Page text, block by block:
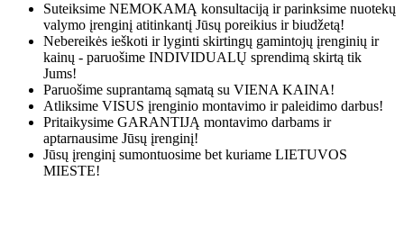
Suteiksime NEMOKAMĄ konsultaciją ir parinksime nuotekų
valymo įrenginį atitinkantį Jūsų poreikius ir biudžetą!
Nebereikės ieškoti ir lyginti skirtingų gamintojų įrenginių ir
kainų - paruošime INDIVIDUALŲ sprendimą skirtą tik
Jums!
Paruošime suprantamą sąmatą su VIENA KAINA!
Atliksime VISUS įrenginio montavimo ir paleidimo darbus!
Pritaikysime GARANTIJĄ montavimo darbams ir
aptarnausime Jūsų įrenginį!
Jūsų įrenginį sumontuosime bet kuriame LIETUVOS
MIESTE!